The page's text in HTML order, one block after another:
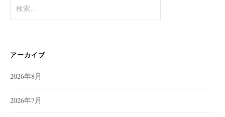
索:
アーカイブ
2026年8月
2026年7月